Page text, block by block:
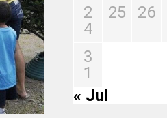
2
4
25 26
3
1
« Jul